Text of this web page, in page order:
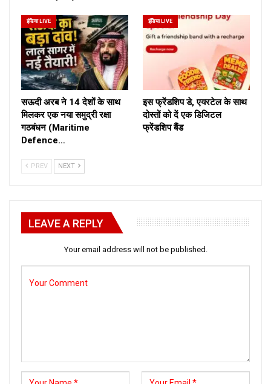
इंडिया LIVE
सऊदी अरब ने 14 देशों के साथ
मिलकर एक नया समुद्री रक्षा
गठबंधन (Maritime
Defence…
इंडिया LIVE
इस फ्रेंडशिप डे, एयरटेल के साथ
दोस्तों को दें एक डिजिटल
फ्रेंडशिप बैंड
PREV NEXT
LEAVE A REPLY
Your email address will not be published.